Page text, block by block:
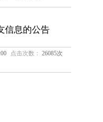
信息的公告
点击次数： 26085次